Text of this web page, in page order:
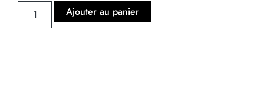
Ajouter au panier